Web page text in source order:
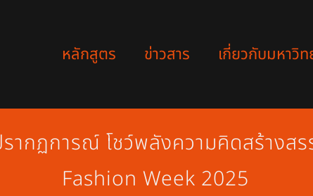
หลักสูตร ข่าวสาร เกี่ยวกับมหาวิ
ากฏการณ์ โชว์พลังความคิดสร้างส
Fashion Week 2025